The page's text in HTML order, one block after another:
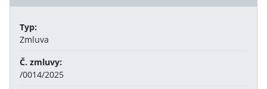
Typ:
Zmluva
Č. zmluvy:
/0014/2025